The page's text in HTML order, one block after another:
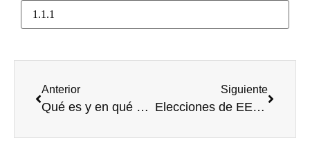
Anterior
Qué es y en qué consiste la famosa Ley D’Hondt.
Siguiente
Elecciones de EEUU. Continuismo o cambio radical